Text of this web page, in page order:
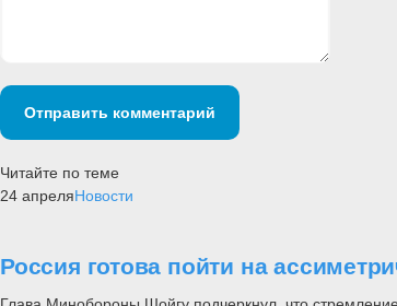
Отправить комментарий
Читайте по теме
24 апреляНовости
Россия готова пойти на